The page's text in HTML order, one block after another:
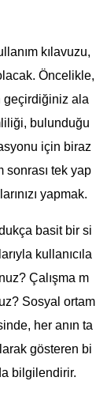
kılavuzu,
Öncelikle,
geçirdiğiniz ala
bulunduğu
için biraz
sonrası tek yap
yapmak.
basit bir si
kullanıcıla
Çalışma m
Sosyal ortam
her anın ta
gösteren bi
bilgilendirir.